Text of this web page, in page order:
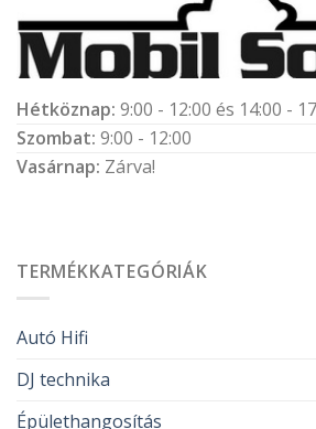
Hétköznap: 9:00 - 12:00 és 14:00 -
Szombat: 9:00 - 12:00
Vasárnap: Zárva!
TERMÉKKATEGÓRIÁK
Autó Hifi
DJ technika
Épülethangosítás